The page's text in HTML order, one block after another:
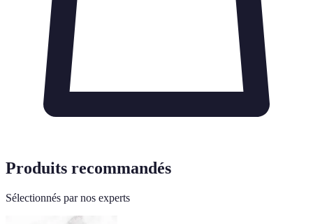
Produits recommandés
Sélectionnés par nos experts